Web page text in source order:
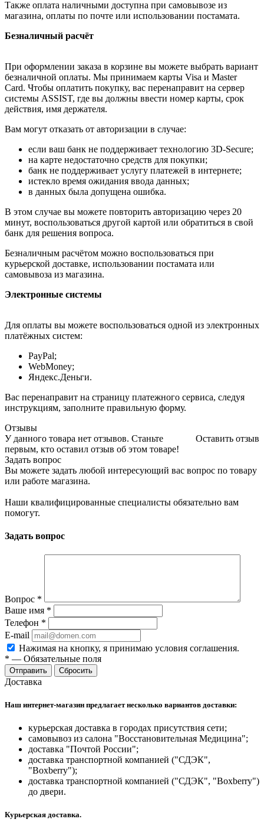
Также оплата наличными доступна при самовывозе из
магазина, оплаты по почте или использовании постамата.
Безналичный расчёт
При оформлении заказа в корзине вы можете выбрать вариант
безналичной оплаты. Мы принимаем карты Visa и Master
Card. Чтобы оплатить покупку, вас перенаправит на сервер
системы ASSIST, где вы должны ввести номер карты, срок
действия, имя держателя.
Вам могут отказать от авторизации в случае:
если ваш банк не поддерживает технологию 3D-Secure;
на карте недостаточно средств для покупки;
банк не поддерживает услугу платежей в интернете;
истекло время ожидания ввода данных;
в данных была допущена ошибка.
В этом случае вы можете повторить авторизацию через 20
минут, воспользоваться другой картой или обратиться в свой
банк для решения вопроса.
Безналичным расчётом можно воспользоваться при
курьерской доставке, использовании постамата или
самовывоза из магазина.
Электронные системы
Для оплаты вы можете воспользоваться одной из электронных
платёжных систем:
PayPal;
WebMoney;
Яндекс.Деньги.
Вас перенаправит на страницу платежного сервиса, следуя
инструкциям, заполните правильную форму.
Отзывы
Оставить отзыв
У данного товара нет отзывов. Станьте
первым, кто оставил отзыв об этом товаре!
Задать вопрос
Вы можете задать любой интересующий вас вопрос по товару
или работе магазина.
Наши квалифицированные специалисты обязательно вам
помогут.
Задать вопрос
Вопрос *
Ваше имя *
Телефон *
E-mail
Нажимая на кнопку, я принимаю условия соглашения.
* — Обязательные поля
Отправить Сбросить
Доставка
Наш интернет-магазин предлагает несколько вариантов доставки:
курьерская доставка в городах присутствия сети;
самовывоз из салона "Восстановительная Медицина";
доставка "Почтой России";
доставка транспортной компанией ("СДЭК",
"Boxberry");
доставка транспортной компанией ("СДЭК", "Boxberry")
до двери.
Курьерская доставка.